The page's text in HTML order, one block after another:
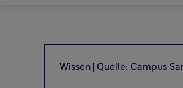
Wissen Quelle: Campus